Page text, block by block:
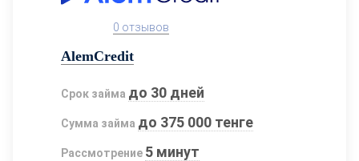
0 отзывов
AlemCredit
Срок займа до 30 дней
Сумма займа до 375 000 тенге
Рассмотрение 5 минут